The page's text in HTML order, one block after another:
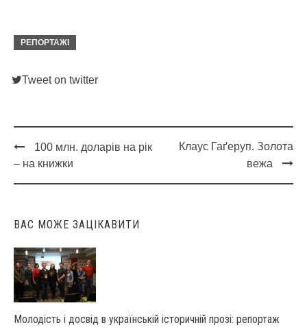
РЕПОРТАЖІ
Tweet on twitter
Post
navigation
100 млн. доларів на рік
– на книжки
Клаус Гаґеруп. Золота
вежа
ВАС МОЖЕ ЗАЦІКАВИТИ
Молодість і досвід в українській історичній прозі: репортаж